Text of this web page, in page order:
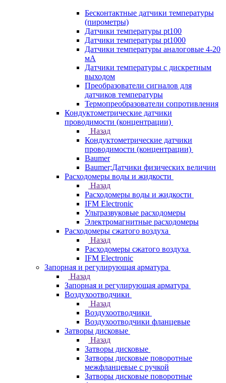
Бесконтактные датчики температуры
(пирометры)
Датчики температуры pt100
Датчики температуры pt1000
Датчики температуры аналоговые 4-20
мА
Датчики температуры с дискретным
выходом
Преобразователи сигналов для
датчиков температуры
Термопреобразователи сопротивления
Кондуктометрические датчики
проводимости (концентрации)
Назад
Кондуктометрические датчики
проводимости (концентрации)
Baumer
Baumer;Датчики физических величин
Расходомеры воды и жидкости
Назад
Расходомеры воды и жидкости
IFM Electronic
Ультразвуковые расходомеры
Электромагнитные расходомеры
Расходомеры сжатого воздуха
Назад
Расходомеры сжатого воздуха
IFM Electronic
Запорная и регулирующая арматура
Назад
Запорная и регулирующая арматура
Воздухоотводчики
Назад
Воздухоотводчики
Воздухоотводчики фланцевые
Затворы дисковые
Назад
Затворы дисковые
Затворы дисковые поворотные
межфланцевые с ручкой
Затворы дисковые поворотные